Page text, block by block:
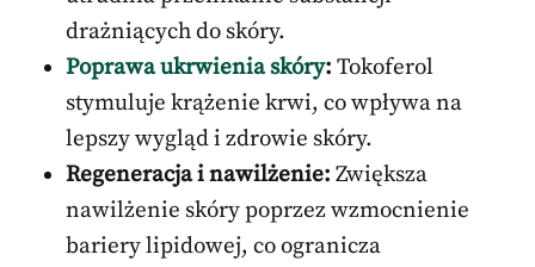
drażniących do skóry.
Poprawa ukrwienia skóry: Tokoferol
stymuluje krążenie krwi, co wpływa na
lepszy wygląd i zdrowie skóry.
Regeneracja i nawilżenie: Zwiększa
nawilżenie skóry poprzez wzmocnienie
bariery lipidowej, co ogranicza